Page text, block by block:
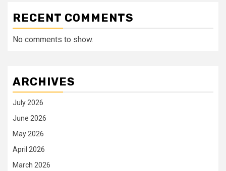
RECENT COMMENTS
No comments to show.
ARCHIVES
July 2026
June 2026
May 2026
April 2026
March 2026